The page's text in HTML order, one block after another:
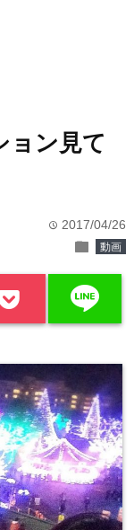
ョン見て
time 2017/04/26
folder 動画
line